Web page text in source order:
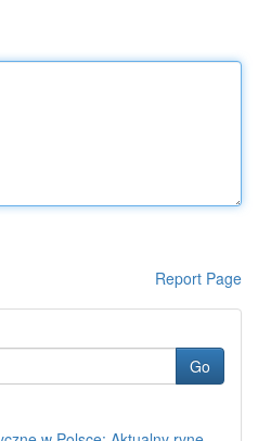
Report Page
Go